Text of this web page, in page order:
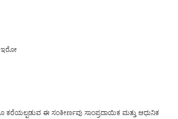
ಇರೋ
ಈ ಸಂಕೀರ್ಣವು ಸಾಂಪ್ರದಾಯಿಕ ಮತ್ತು ಆಧುನಿಕ